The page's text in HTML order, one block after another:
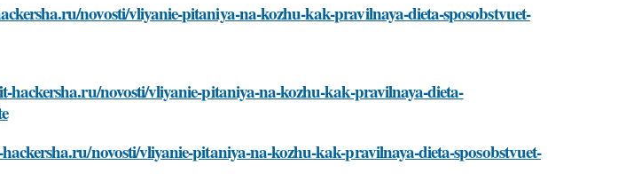
novosti/vliyanie-pitaniya-na-kozhu-kak-pravilnaya-dieta-sposobstvuet-
hackersha.ru/novosti/vliyanie-pitaniya-na-kozhu-kak-pravilnaya-dieta-
novosti/vliyanie-pitaniya-na-kozhu-kak-pravilnaya-dieta-sposobstvuet-